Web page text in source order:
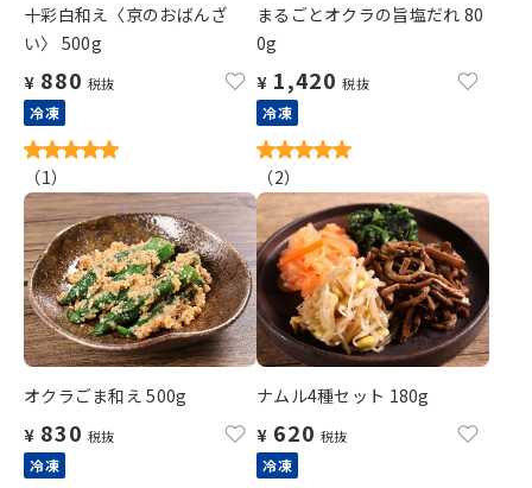
十彩白和え〈京のおばんざ
い〉 500g
¥ 880 税抜
冷凍
（1）
まるごとオクラの旨塩だれ 80
0g
¥ 1,420 税抜
冷凍
（2）
オクラごま和え 500g
¥ 830 税抜
冷凍
ナムル4種セット 180g
¥ 620 税抜
冷凍